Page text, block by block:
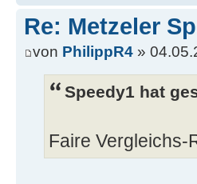
Re: Metzeler
von PhilippR4 »
Speedy1 hat
Faire Vergleichs-